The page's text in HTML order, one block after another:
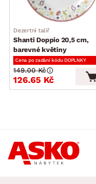
Dezertní talíř
Shanti Doppio 20,5 cm,
barevné květiny
Cena po zadání kódu DOPLNKY
126.65 Kč
149.00 Kč